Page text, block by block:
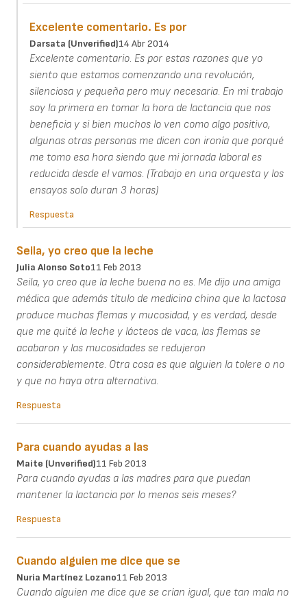
Excelente comentario. Es por
Darsata (unverified)14 Abr 2014
Excelente comentario. Es por estas razones que yo
siento que estamos comenzando una revolución,
silenciosa y pequeña pero muy necesaria. En mi trabajo
soy la primera en tomar la hora de lactancia que nos
beneficia y si bien muchos lo ven como algo positivo,
algunas otras personas me dicen con ironía que porqué
me tomo esa hora siendo que mi jornada laboral es
reducida desde el vamos. (Trabajo en una orquesta y los
ensayos solo duran 3 horas)
Respuesta
Seila, yo creo que la leche
Julia Alonso Soto11 Feb 2013
Seila, yo creo que la leche buena no es. Me dijo una amiga
médica que además título de medicina china que la lactosa
produce muchas flemas y mucosidad, y es verdad, desde
que me quité la leche y lácteos de vaca, las flemas se
acabaron y las mucosidades se redujeron
considerablemente. Otra cosa es que alguien la tolere o no
y que no haya otra alternativa.
Respuesta
Para cuando ayudas a las
Maite (unverified)11 Feb 2013
Para cuando ayudas a las madres para que puedan
mantener la lactancia por lo menos seis meses?
Respuesta
Cuando alguien me dice que se
Nuria Martínez Lozano11 Feb 2013
Cuando alguien me dice que se crían igual, que tan mala no